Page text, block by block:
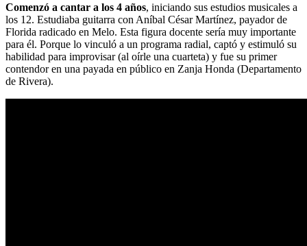
Comenzó a cantar a los 4 años, iniciando sus estudios musicales a
los 12. Estudiaba guitarra con Aníbal César Martínez, payador de
Florida radicado en Melo. Esta figura docente sería muy importante
para él. Porque lo vinculó a un programa radial, captó y estimuló su
habilidad para improvisar (al oírle una cuarteta) y fue su primer
contendor en una payada en público en Zanja Honda (Departamento
de Rivera).